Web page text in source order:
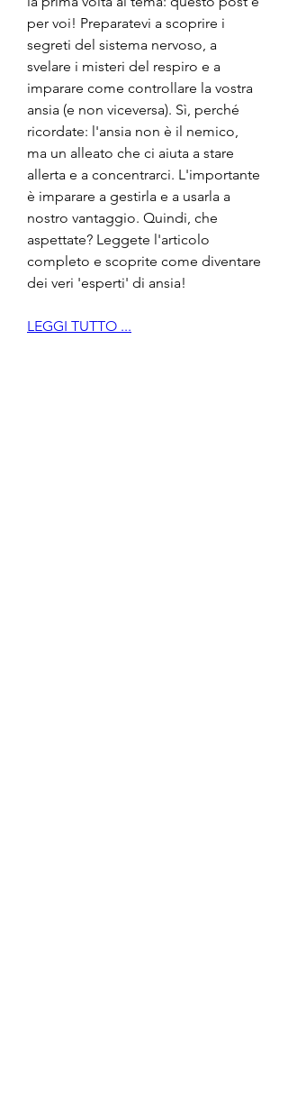
per voi! Preparatevi a scoprire i
segreti del sistema nervoso, a
svelare i misteri del respiro e a
imparare come controllare la vostra
ansia (e non viceversa). Sì, perché
ricordate: l'ansia non è il nemico,
ma un alleato che ci aiuta a stare
allerta e a concentrarci. L'importante
è imparare a gestirla e a usarla a
nostro vantaggio. Quindi, che
aspettate? Leggete l'articolo
completo e scoprite come diventare
dei veri 'esperti' di ansia!
LEGGI TUTTO ...